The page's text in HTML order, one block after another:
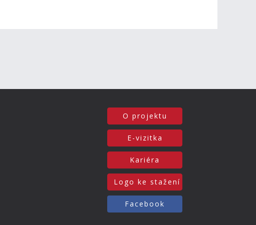
O projektu
E-vizitka
Kariéra
Logo ke stažení
Facebook